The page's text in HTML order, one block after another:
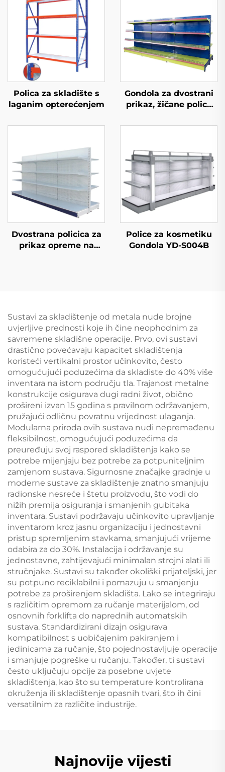
Polica za skladište s
laganim opterećenjem
Gondola za dvostrani
prikaz, žičane police
maloprodajnu
Dvostrana policica za
prikaz opreme na
Police za kosmetiku
Gondola YD-S004B
Sustavi za skladištenje od metala nude brojne
uvjerljive prednosti koje ih čine neophodnim za
savremene skladišne operacije. Prvo, ovi sustavi
drastično povećavaju kapacitet skladištenja
koristeći vertikalni prostor učinkovito, često
omogućujući poduzećima da skladiste do 40% više
inventara na istom području tla. Trajanost metalne
konstrukcije osigurava dugi radni život, obično
prošireni izvan 15 godina s pravilnom održavanjem,
pružajući odličnu povratnu vrijednost ulaganja.
Modularna priroda ovih sustava nudi nepremađenu
fleksibilnost, omogućujući poduzećima da
preuređuju svoj raspored skladištenja kako se
potrebe mijenjaju bez potrebe za potpuniteljnim
zamjenom sustava. Sigurnosne značajke gradnje u
moderne sustave za skladištenje znatno smanjuju
radionske nesreće i štetu proizvodu, što vodi do
nižih premija osiguranja i smanjenih gubitaka
inventara. Sustavi podržavaju učinkovito upravljanje
inventarom kroz jasnu organizaciju i jednostavni
pristup spremljenim stavkama, smanjujući vrijeme
odabira za do 30%. Instalacija i održavanje su
jednostavne, zahtijevajući minimalan strojni alati ili
stručnjake. Sustavi su također okoliški prijateljski, jer
su potpuno reciklabilni i pomazuju u smanjenju
potrebe za proširenjem skladišta. Lako se integriraju
s različitim opremom za ručanje materijalom, od
osnovnih forklifta do naprednih automatskih
sustava. Standardizirani dizajn osigurava
kompatibilnost s uobičajenim pakiranjem i
jedinicama za ručanje, što pojednostavljuje operacije
i smanjuje pogreške u ručanju. Također, ti sustavi
često uključuju opcije za posebne uvjete
skladištenja, kao što su temperature kontrolirana
okruženja ili skladištenje opasnih tvari, što ih čini
versatilnim za različite industrije.
Najnovije vijesti